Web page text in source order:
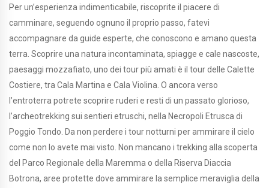
Per un’esperienza indimenticabile, riscoprite il piacere di
camminare, seguendo ognuno il proprio passo, fatevi
accompagnare da guide esperte, che conoscono e amano questa
terra. Scoprire una natura incontaminata, spiagge e cale nascoste,
paesaggi mozzafiato, uno dei tour più amati è il tour delle Calette
Costiere, tra Cala Martina e Cala Violina. O ancora verso
l’entroterra potrete scoprire ruderi e resti di un passato glorioso,
l’archeotrekking sui sentieri etruschi, nella Necropoli Etrusca di
Poggio Tondo. Da non perdere i tour notturni per ammirare il cielo
come non lo avete mai visto. Non mancano i trekking alla scoperta
del Parco Regionale della Maremma o della Riserva Diaccia
Botrona, aree protette dove ammirare la semplice meraviglia della